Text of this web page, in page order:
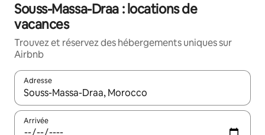
Souss-Massa-Draa : locations de
vacances
Trouvez et réservez des hébergements uniques sur
Airbnb
Adresse
Lorsque les résultats s'affichent, utilisez les flèches vers le
Arrivée